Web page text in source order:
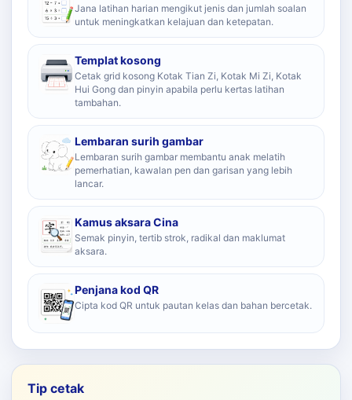
Jana latihan harian mengikut jenis dan jumlah soalan
untuk meningkatkan kelajuan dan ketepatan.
Templat kosong
Cetak grid kosong Kotak Tian Zi, Kotak Mi Zi, Kotak
Hui Gong dan pinyin apabila perlu kertas latihan
tambahan.
Lembaran surih gambar
Lembaran surih gambar membantu anak melatih
pemerhatian, kawalan pen dan garisan yang lebih
lancar.
Kamus aksara Cina
Semak pinyin, tertib strok, radikal dan maklumat
aksara.
Penjana kod QR
Cipta kod QR untuk pautan kelas dan bahan bercetak.
Tip cetak